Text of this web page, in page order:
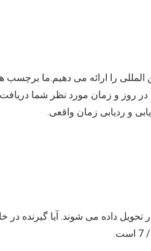
سریع بسته های تا 70 کیلوگرم، داخلی و بین المللی را ارائه می دهیم.ما
در روز و زمان مورد نظر شما
و ردیابی زمان واقعی.
داده می شوند. آیا گیرنده در